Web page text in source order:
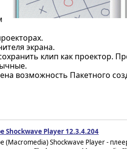
экрана.
клип как проектор.
возможность Пакетного
Shockwave Player 12.3.4.204
(Macromedia) Shockwave Player -